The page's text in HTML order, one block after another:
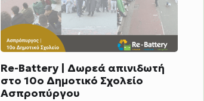
Re-Battery | Δωρεά απινιδωτή
στο 10ο Δημοτικό Σχολείο
Ασπροπύργου